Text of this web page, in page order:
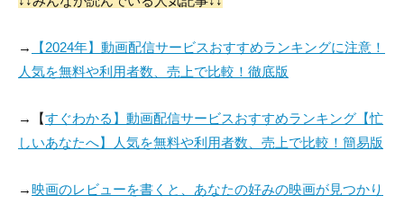
→
【2024年】動画配信サービスおすすめランキングに注意！
人気を無料や利用者数、売上で比較！徹底版
→【すぐわかる】動画配信サービスおすすめランキング【忙
しいあなたへ】人気を無料や利用者数、売上で比較！簡易版
→映画のレビューを書くと、あなたの好みの映画が見つかり